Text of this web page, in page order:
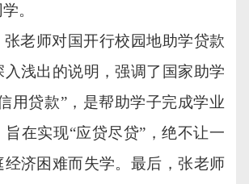
。
张老师对国开行校园地助学贷款
浅出的说明，强调了国家助学
用贷款”，是帮助学子完成学业
旨在实现“应贷尽贷”，绝不让一
经济困难而失学。最后，张老师